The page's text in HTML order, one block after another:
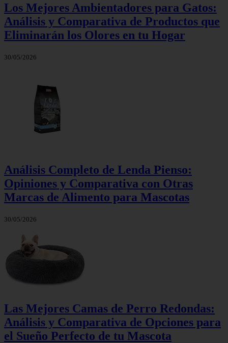
Los Mejores Ambientadores para Gatos:
Análisis y Comparativa de Productos que
Eliminarán los Olores en tu Hogar
30/05/2026
Análisis Completo de Lenda Pienso:
Opiniones y Comparativa con Otras
Marcas de Alimento para Mascotas
30/05/2026
Las Mejores Camas de Perro Redondas:
Análisis y Comparativa de Opciones para
el Sueño Perfecto de tu Mascota